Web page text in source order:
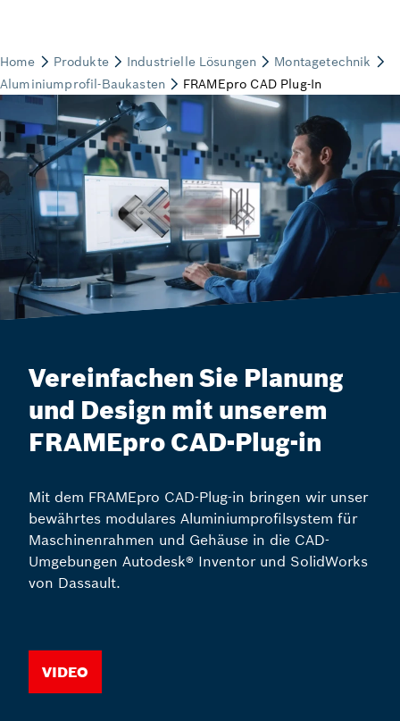
Vereinfachen Sie Planung
und Design mit unserem
FRAMEpro CAD-Plug-in
Mit dem FRAMEpro CAD-Plug-in bringen wir unser
bewährtes modulares Aluminiumprofilsystem für
Maschinenrahmen und Gehäuse in die CAD-
Umgebungen Autodesk® Inventor und SolidWorks
von Dassault.
Video